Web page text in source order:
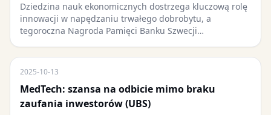
Dziedzina nauk ekonomicznych dostrzega kluczową rolę
innowacji w napędzaniu trwałego dobrobytu, a
tegoroczna Nagroda Pamięci Banku Szwecji…
2025-10-13
MedTech: szansa na odbicie mimo braku
zaufania inwestorów (UBS)